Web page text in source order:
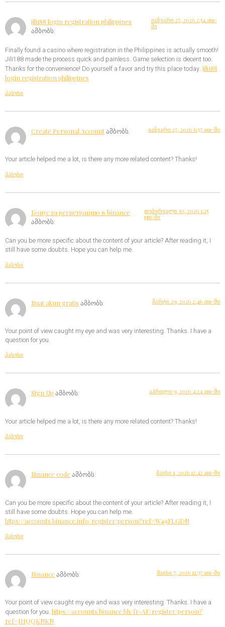
jili188 login registration philippines
ამბობს:
იანვარი 27, 2026 2:54 am-
ში
Finally found a casino where registration in the Philippines is actually smooth!
Jili188 made the process quick and painless. Game selection is decent too.
Thanks for the convenience! Do yourself a favor and try this place today. jili188
login registration philippines
პასუხი
Create Personal Accountამბობს: იანვარი 27, 2026 6:57 am-ში
Your article helped me a lot, is there any more related content? Thanks!
პასუხი
Бонус за регистрацию в binance
ამბობს:
თებერვალი 10, 2026 1:25
pm-ში
Can you be more specific about the content of your article? After reading it, I
still have some doubts. Hope you can help me.
პასუხი
Buat akun gratis ამბობს: მარტი 29, 2026 2:46 am-ში
Your point of view caught my eye and was very interesting. Thanks. I have a
question for you.
პასუხი
Sign Up ამბობს: აპრილი 9, 2026 4:24 am-ში
Your article helped me a lot, is there any more related content? Thanks!
პასუხი
Binance code ამბობს: მაისი 1, 2026 12:42 am-ში
Can you be more specific about the content of your article? After reading it, I
still have some doubts. Hope you can help me.
https://accounts.binance.info/register/person?ref=W49FLGDN
პასუხი
Binance ამბობს: მაისი 7, 2026 12:37 am-ში
Your point of view caught my eye and was very interesting. Thanks. I have a
question for you. https://accounts.binance.bh/fr-AF/register/person?
ref=JHQQKNKN